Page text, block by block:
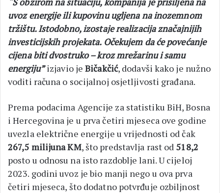
uvoz energije ili kupovinu ugljena na inozemnom
tržištu. Istodobno, izostaje realizacija značajnijih
investicijskih projekata. Očekujem da će povećanje
cijena biti dvostruko – kroz mrežarinu i samu
energiju”izjavio jeBičakčić, dodavši kako je nužno
voditi računa o socijalnoj osjetljivosti građana.
Prema podacima Agencije za statistiku BiH, Bosna
i Hercegovina je u prva četiri mjeseca ove godine
uvezla električne energije u vrijednosti od čak
267,5 milijuna KM, što predstavlja rast od 518,2
posto u odnosu na isto razdoblje lani. U cijeloj
2023. godini uvoz je bio manji nego u ova prva
četiri mjeseca, što dodatno potvrđuje ozbiljnost